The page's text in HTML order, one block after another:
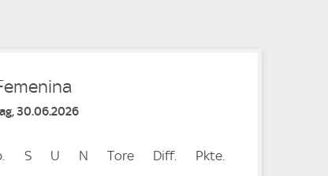
30.06.2026
Spiele
SSiege
U Unentschieden
N Niederlagen
Tore ToreDiff. Differenz
Pkte.